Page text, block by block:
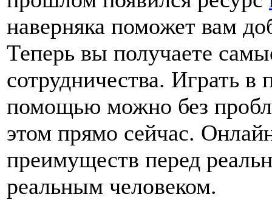
наверняка поможет вам
Теперь вы получаете
сотрудничества. Играть в
помощью можно без
этом прямо сейчас.
преимуществ перед
реальным человеком.